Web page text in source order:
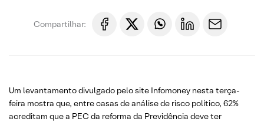
Compartilhar:
Um levantamento divulgado pelo site Infomoney nesta terça-
feira mostra que, entre casas de análise de risco político, 62%
acreditam que a PEC da reforma da Previdência deve ter